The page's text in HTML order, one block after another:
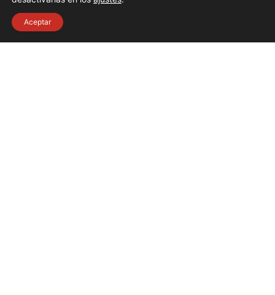
TRADICIÓN Y MODERNIDAD EN EL CENTRO
HISTÓRICO
Aceptar